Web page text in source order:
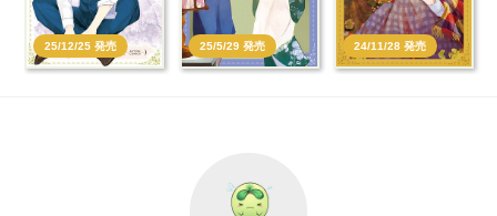
25/12/25 発売 25/5/29 発売 24/11/28 発売